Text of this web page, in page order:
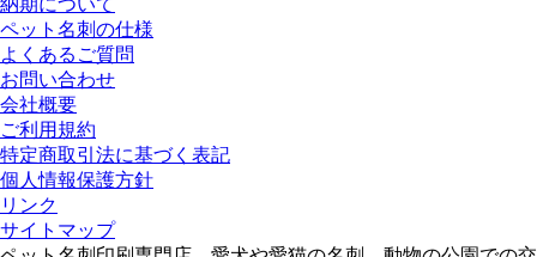
納期について
ペット名刺の仕様
よくあるご質問
お問い合わせ
会社概要
ご利用規約
特定商取引法に基づく表記
個人情報保護方針
リンク
サイトマップ